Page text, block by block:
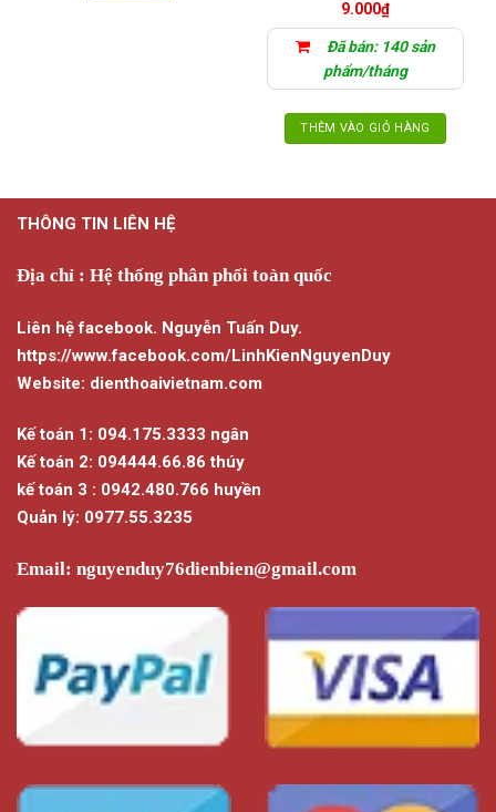
9.000₫
Đã bán: 140 sản
phẩm/tháng
THÊM VÀO GIỎ HÀNG
THÔNG TIN LIÊN HỆ
Địa chỉ : Hệ thống phân phối toàn quốc
Liên hệ facebook. Nguyễn Tuấn Duy.
https://www.facebook.com/LinhKienNguyenDuy
Website: dienthoaivietnam.com
Kế toán 1: 094.175.3333 ngân
Kế toán 2: 094444.66.86 thúy
kế toán 3 : 0942.480.766 huyền
Quản lý: 0977.55.3235
Email: nguyenduy76dienbien@gmail.com